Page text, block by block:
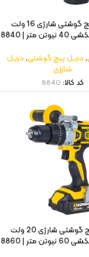
دریل پیچ گوشتی شارژی 16 ولت
متر | 8840
,دریل پیچ گوشتی,دریل
شارژی
کد کالا: 8840
دریل پیچ گوشتی شارژی 20 ولت
متر | 8860